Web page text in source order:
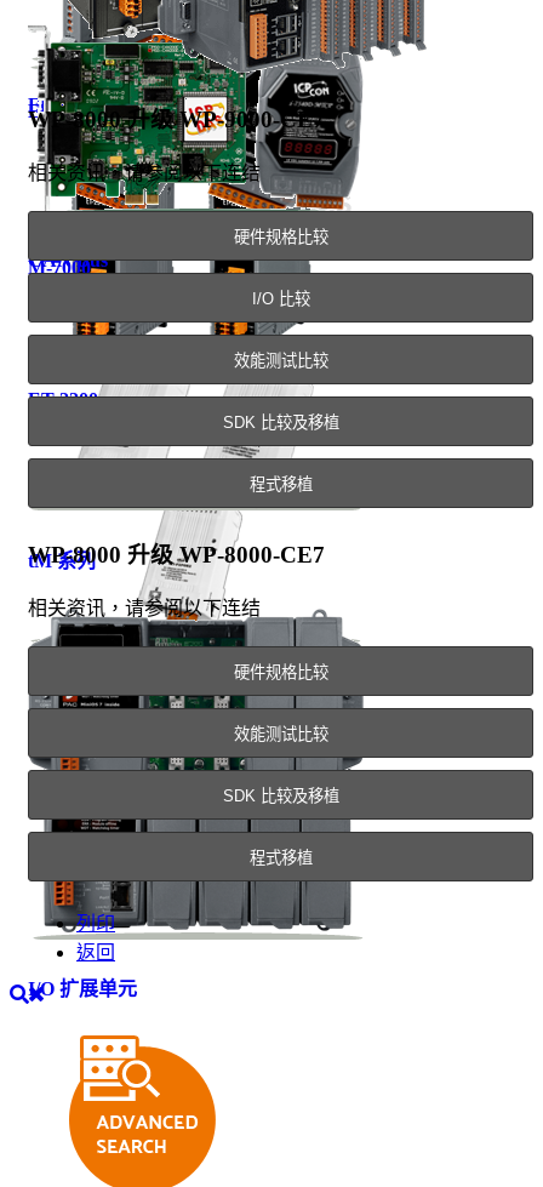
ET-7200
ET-2200
tET/tPET 系列
I/O 扩展单元
M-7000
tM 系列
FR-2000
CAN Bus
WP-8000 升级 WP-9000-CE7
相关资讯，请参阅以下连结
硬件规格比较
I/O 比较
效能测试比较
SDK 比较及移植
程式移植
WP-8000 升级 WP-8000-CE7
相关资讯，请参阅以下连结
硬件规格比较
效能测试比较
SDK 比较及移植
程式移植
列印
返回